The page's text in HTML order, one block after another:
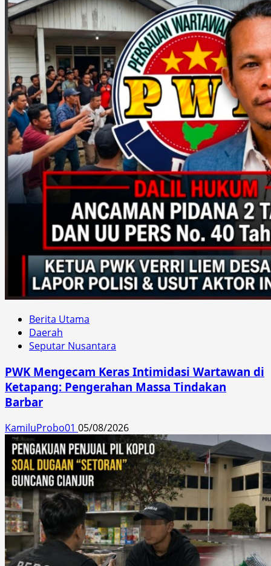
Berita Utama
Daerah
Seputar Nusantara
PWK Mengecam Keras Intimidasi Wartawan di
Ketapang: Pengerahan Massa Tindakan
Barbar
KamiluProbo01 05/08/2026